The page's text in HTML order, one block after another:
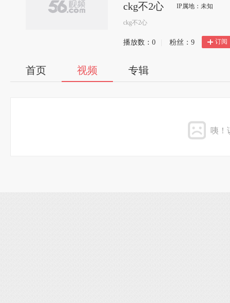
ckg不2心 IP属地：未知
ckg不2心
播放数： 0 粉丝： 9 订阅
首页 视频 专辑
咦！